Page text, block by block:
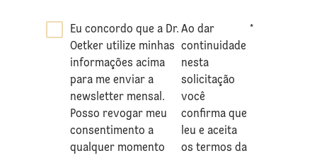
Eu concordo que a Dr.
Oetker utilize minhas
informações acima
para me enviar a
newsletter mensal.
Posso revogar meu
consentimento a
qualquer momento
Ao dar
continuidade
nesta
solicitação
você
confirma que
leu e aceita
os termos da
*